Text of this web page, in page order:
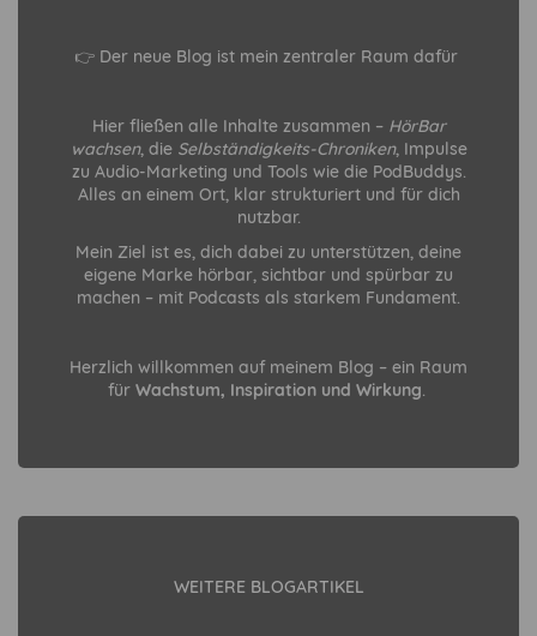
👉 Der neue Blog ist mein zentraler Raum dafür
Hier fließen alle Inhalte zusammen – HörBar
wachsen, die Selbständigkeits-Chroniken, Impulse
zu Audio-Marketing und Tools wie die PodBuddys.
Alles an einem Ort, klar strukturiert und für dich
nutzbar.
Mein Ziel ist es, dich dabei zu unterstützen, deine
eigene Marke hörbar, sichtbar und spürbar zu
machen – mit Podcasts als starkem Fundament.
Herzlich willkommen auf meinem Blog – ein Raum
für Wachstum, Inspiration und Wirkung.
WEITERE BLOGARTIKEL